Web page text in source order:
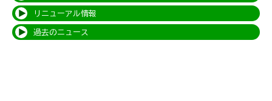
リニューアル情報
過去のニュース